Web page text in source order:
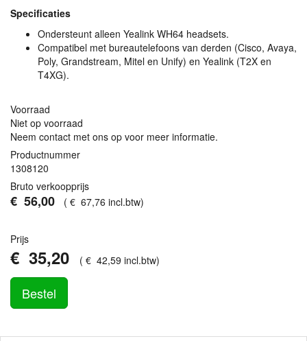
Specificaties
Ondersteunt alleen Yealink WH64 headsets.
Compatibel met bureautelefoons van derden (Cisco, Avaya,
Poly, Grandstream, Mitel en Unify) en Yealink (T2X en
T4XG).
Voorraad
Niet op voorraad
Neem contact met ons op voor meer informatie.
Productnummer
1308120
Bruto verkoopprijs
€ 56,00 ( € 67,76 incl.btw)
Prijs
€ 35,20 ( € 42,59 incl.btw)
Bestel